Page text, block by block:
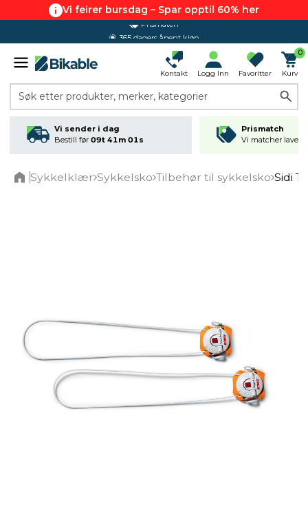
Vi feirer bursdag – Spar opptil 60% her
Kontakt Logg Inn Favoritter
0
Kurv
Søk etter produkter, merker, kategorier
Vi sender i dag
Bestill før 09t 41m 01s
Prismatch
Vi matcher
Sykkelklær Sykkelsko Tilbehør til sykkelsko Sidi